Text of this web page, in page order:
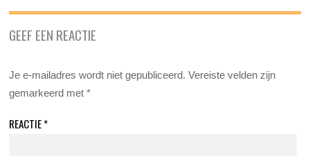
GEEF EEN REACTIE
Je e-mailadres wordt niet gepubliceerd. Vereiste velden zijn
gemarkeerd met*
REACTIE*